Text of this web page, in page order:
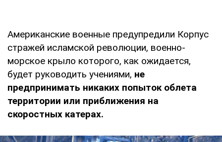
Американские военные предупредили Корпус
стражей исламской революции, военно-
морское крыло которого, как ожидается,
будет руководить учениями, не
предпринимать никаких попыток облета
территории или приближения на
скоростных катерах.